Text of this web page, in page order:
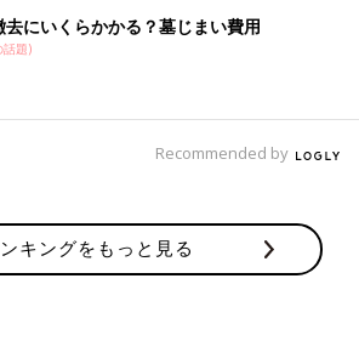
去にいくらかかる？墓じまい費用
話題)
Recommended by
キングをもっと見る